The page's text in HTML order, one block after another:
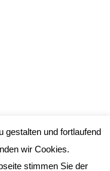
gestalten und fortlaufend
wir Cookies.
stimmen Sie der